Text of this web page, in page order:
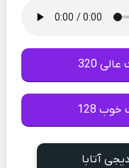
320
128
آتابا